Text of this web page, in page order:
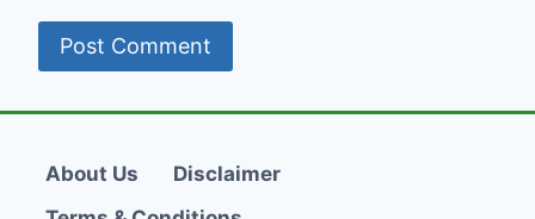
About Us
Disclaimer